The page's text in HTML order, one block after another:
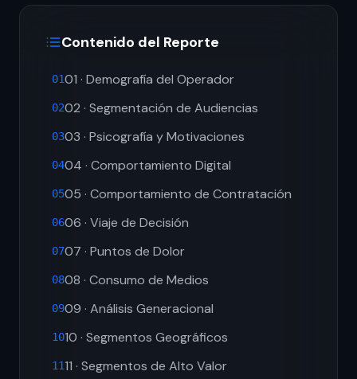
Contenido del Reporte
0101 · Demografía del Operador
0202 · Segmentación de Audiencias
0303 · Psicografía y Motivaciones
0404 · Comportamiento Digital
0505 · Comportamiento de Contratación
0606 · Viaje de Decisión
0707 · Puntos de Dolor
0808 · Consumo de Medios
0909 · Análisis Generacional
1010 · Segmentos Geográficos
1111 · Segmentos de Alto Valor